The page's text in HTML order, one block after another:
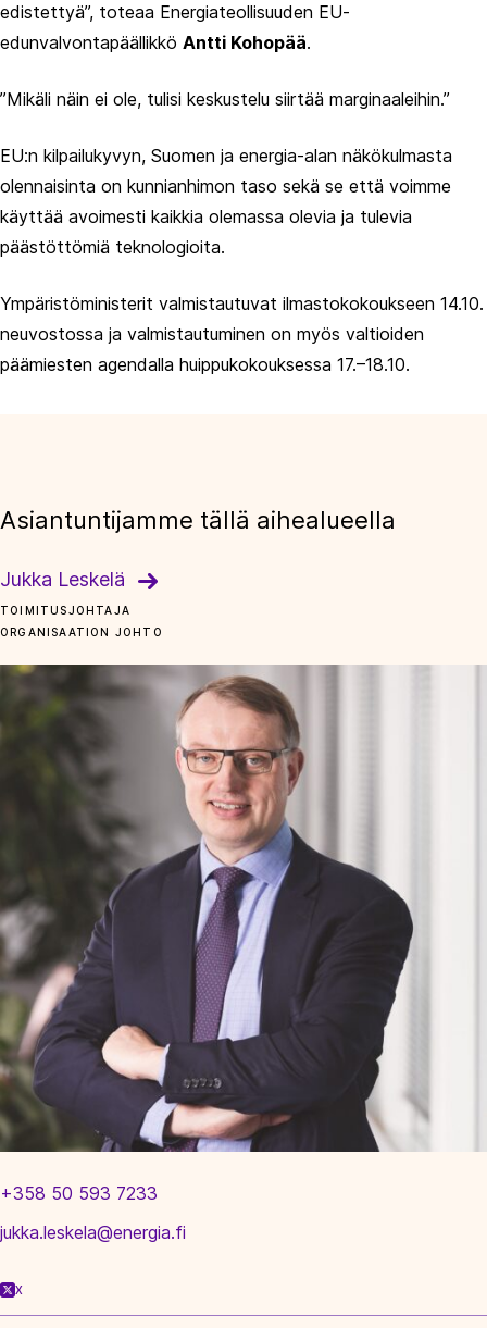
edistettyä”, toteaa Energiateollisuuden EU-
edunvalvontapäällikkö Antti Kohopää.
”Mikäli näin ei ole, tulisi keskustelu siirtää marginaaleihin.”
EU:n kilpailukyvyn, Suomen ja energia-alan näkökulmasta
olennaisinta on kunnianhimon taso sekä se että voimme
käyttää avoimesti kaikkia olemassa olevia ja tulevia
päästöttömiä teknologioita.
Ympäristöministerit valmistautuvat ilmastokokoukseen 14.10.
neuvostossa ja valmistautuminen on myös valtioiden
päämiesten agendalla huippukokouksessa 17.–18.10.
Asiantuntijamme tällä aihealueella
Jukka Leskelä
TOIMITUSJOHTAJA
ORGANISAATION JOHTO
+358 50 593 7233
jukka.leskela@energia.fi
X